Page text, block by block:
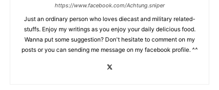
https://www.facebook.com/Achtung.sniper
Just an ordinary person who loves diecast and military related-
stuffs. Enjoy my writings as you enjoy your daily delicious food.
Wanna put some suggestion? Don't hesitate to comment on my
posts or you can sending me message on my facebook profile. ^^